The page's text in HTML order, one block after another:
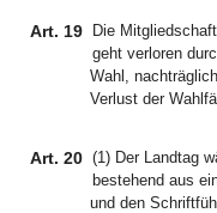
Art. 19
Die
geht verloren
Wahl,
Verlust der
Art. 20 (1) Der Landtag
bestehend aus
und den